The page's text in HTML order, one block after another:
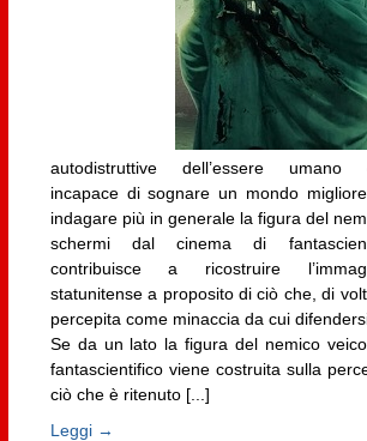
autodistruttive dell’essere umano
incapace di sognare un mondo migliore
indagare più in generale la figura del
schermi dal cinema di
contribuisce a ricostruire
statunitense a proposito di ciò che, di
percepita come minaccia da cui
Se da un lato la figura del nemico
fantascientifico viene costruita sulla
ciò che è ritenuto [...]
Leggi →